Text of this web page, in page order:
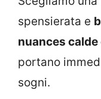
spensierata e
nuances calde
portano
sogni.